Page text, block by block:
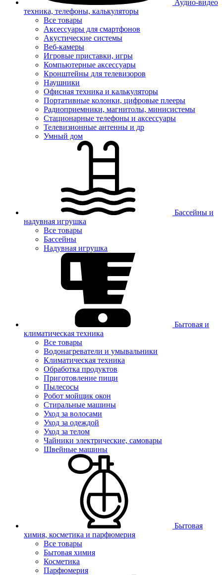
Аудио-видео
техника, телефоны, калькуляторы
Все товары
Аксессуары для смартфонов
Акустические системы
Веб-камеры
Игровые приставки, игры
Компьютерные аксессуары
Кронштейны для телевизоров
Наушники
Офисная техника и калькуляторы
Портативные колонки, цифровые плееры
Радиоприемники, магнитолы, минисистемы
Стационарные телефоны и аксессуары
Телевизионные антенны и др
Умный дом
Бассейны и
надувная игрушка
Все товары
Бассейны
Надувная игрушка
Бытовая и
климатическая техника
Все товары
Водонагреватели и умывальники
Климатическая техника
Обработка продуктов
Приготовление пищи
Пылесосы
Робот мойщик окон
Стиральные машины
Уход за волосами
Уход за одеждой
Уход за телом
Чайники электрические, самовары
Швейные машины
Бытовая
химия, косметика и парфюмерия
Все товары
Бытовая химия
Косметика
Парфюмерия